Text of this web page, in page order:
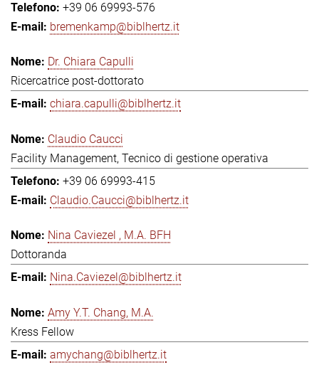
+39 06 69993-576
bremenkamp@biblhertz.it
Dr. Chiara Capulli
Ricercatrice post-dottorato
chiara.capulli@biblhertz.it
Claudio Caucci
Facility Management, Tecnico di gestione operativa
+39 06 69993-415
Claudio.Caucci@biblhertz.it
Nina Caviezel , M.A. BFH
Dottoranda
Nina.Caviezel@biblhertz.it
Amy Y.T. Chang, M.A.
Kress Fellow
amychang@biblhertz.it